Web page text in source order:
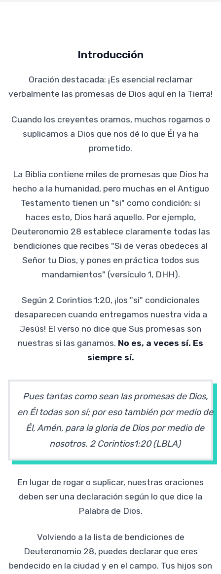
Introducción
Oración destacada: ¡Es esencial reclamar
verbalmente las promesas de Dios aquí en la Tierra!
Cuando los creyentes oramos, muchos rogamos o
suplicamos a Dios que nos dé lo que Él ya ha
prometido.
La Biblia contiene miles de promesas que Dios ha
hecho a la humanidad, pero muchas en el Antiguo
Testamento tienen un "si" como condición: si
haces esto, Dios hará aquello. Por ejemplo,
Deuteronomio 28 establece claramente todas las
bendiciones que recibes "Si de veras obedeces al
Señor tu Dios, y pones en práctica todos sus
mandamientos" (versículo 1, DHH).
Según 2 Corintios 1:20, ¡los "si" condicionales
desaparecen cuando entregamos nuestra vida a
Jesús! El verso no dice que Sus promesas son
nuestras si las ganamos. No es, a veces sí. Es
siempre sí.
Pues tantas como sean las promesas de Dios,
en Él todas son sí; por eso también por medio de
Él, Amén, para la gloria de Dios por medio de
nosotros. 2 Corintios1:20 (LBLA)
En lugar de rogar o suplicar, nuestras oraciones
deben ser una declaración según lo que dice la
Palabra de Dios.
Volviendo a la lista de bendiciones de
Deuteronomio 28, puedes declarar que eres
bendecido en la ciudad y en el campo. Tus hijos son